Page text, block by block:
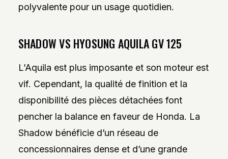
polyvalente pour un usage quotidien.
SHADOW VS HYOSUNG AQUILA GV 125
L’Aquila est plus imposante et son moteur est
vif. Cependant, la qualité de finition et la
disponibilité des pièces détachées font
pencher la balance en faveur de Honda. La
Shadow bénéficie d’un réseau de
concessionnaires dense et d’une grande